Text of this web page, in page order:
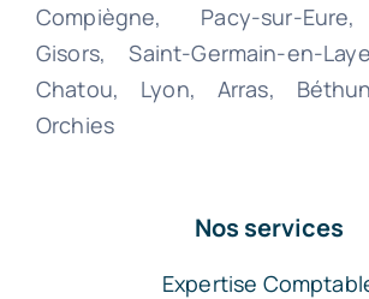
Compiègne, Pacy-sur-
Gisors, Saint-Germain-en-
Chatou, Lyon, Arras,
Orchies
Nos services
Expertise